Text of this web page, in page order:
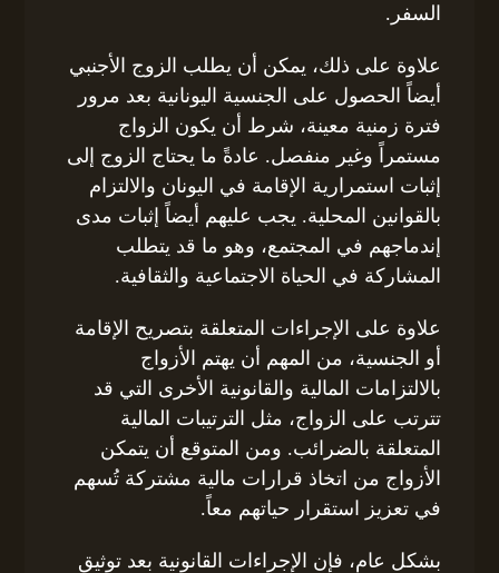
السفر.
علاوة على ذلك، يمكن أن يطلب الزوج الأجنبي
أيضاً الحصول على الجنسية اليونانية بعد مرور
فترة زمنية معينة، شرط أن يكون الزواج
مستمراً وغير منفصل. عادةً ما يحتاج الزوج إلى
إثبات استمرارية الإقامة في اليونان والالتزام
بالقوانين المحلية. يجب عليهم أيضاً إثبات مدى
إندماجهم في المجتمع، وهو ما قد يتطلب
المشاركة في الحياة الاجتماعية والثقافية.
علاوة على الإجراءات المتعلقة بتصريح الإقامة
أو الجنسية، من المهم أن يهتم الأزواج
بالالتزامات المالية والقانونية الأخرى التي قد
تترتب على الزواج، مثل الترتيبات المالية
المتعلقة بالضرائب. ومن المتوقع أن يتمكن
الأزواج من اتخاذ قرارات مالية مشتركة تُسهم
في تعزيز استقرار حياتهم معاً.
بشكل عام، فإن الإجراءات القانونية بعد توثيق